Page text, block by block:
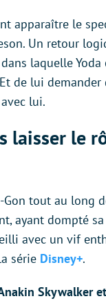
apparaître le
Un retour
dans laquelle
de lui demander
lui.
laisser le
Gon tout au long
ayant dompté
avec un vif
série Disney+.
Skywalker